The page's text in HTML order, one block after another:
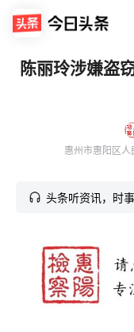
陈丽玲涉嫌盗
惠州市惠阳区
头条听资讯，时